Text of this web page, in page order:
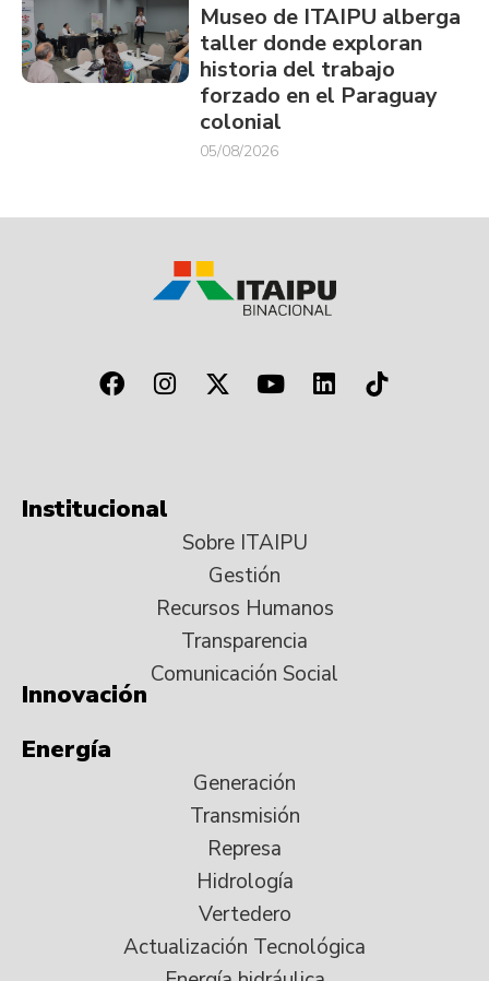
Museo de ITAIPU alberga
taller donde exploran
historia del trabajo
forzado en el Paraguay
colonial
05/08/2026
Institucional
Sobre ITAIPU
Gestión
Recursos Humanos
Transparencia
Comunicación Social
Innovación
Energía
Generación
Transmisión
Represa
Hidrología
Vertedero
Actualización Tecnológica